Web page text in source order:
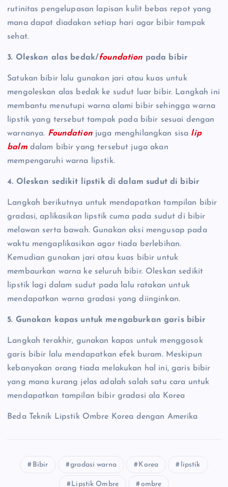
rutinitas pengelupasan lapisan kulit bebas repot yang
mana dapat diadakan setiap hari agar bibir tampak
sehat.
3. Oleskan alas bedak/foundation pada bibir
Satukan bibir lalu gunakan jari atau kuas untuk
mengoleskan alas bedak ke sudut luar bibir. Langkah ini
membantu menutupi warna alami bibir sehingga warna
lipstik yang tersebut tampak pada bibir sesuai dengan
warnanya. Foundationjuga menghilangkan sisa lip
balmdalam bibir yang tersebut juga akan
mempengaruhi warna lipstik.
4. Oleskan sedikit lipstik di dalam sudut di bibir
Langkah berikutnya untuk mendapatkan tampilan bibir
gradasi, aplikasikan lipstik cuma pada sudut di bibir
melawan serta bawah. Gunakan aksi mengusap pada
waktu mengaplikasikan agar tiada berlebihan.
Kemudian gunakan jari atau kuas bibir untuk
membaurkan warna ke seluruh bibir. Oleskan sedikit
lipstik lagi dalam sudut pada lalu ratakan untuk
mendapatkan warna gradasi yang diinginkan.
5. Gunakan kapas untuk mengaburkan garis bibir
Langkah terakhir, gunakan kapas untuk menggosok
garis bibir lalu mendapatkan efek buram. Meskipun
kebanyakan orang tiada melakukan hal ini, garis bibir
yang mana kurang jelas adalah salah satu cara untuk
mendapatkan tampilan bibir gradasi ala Korea
Beda Teknik Lipstik Ombre Korea dengan Amerika
Bibir gradasi warna Korea lipstik
Lipstik Ombre ombre